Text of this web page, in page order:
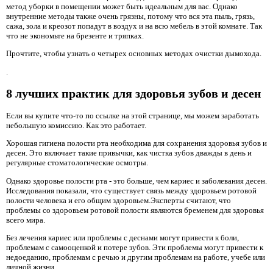
метод уборки в помещении может быть идеальным для вас. Однако
внутренние методы также очень грязны, потому что вся эта пыль, грязь,
сажа, зола и креозот попадут в воздух и на всю мебель в этой комнате. Так
что не экономьте на брезенте и тряпках.
Прочтите, чтобы узнать о четырех основных методах очистки дымохода.
8 лучших практик для здоровья зубов и десен
Если вы купите что-то по ссылке на этой странице, мы можем заработать
небольшую комиссию. Как это работает.
Хорошая гигиена полости рта необходима для сохранения здоровья зубов и
десен. Это включает такие привычки, как чистка зубов дважды в день и
регулярные стоматологические осмотры.
Однако здоровье полости рта - это больше, чем кариес и заболевания десен.
Исследования показали, что существует связь между здоровьем ротовой
полости человека и его общим здоровьем.Эксперты считают, что
проблемы со здоровьем ротовой полости являются бременем для здоровья
всего мира.
Без лечения кариес или проблемы с деснами могут привести к боли,
проблемам с самооценкой и потере зубов. Эти проблемы могут привести к
недоеданию, проблемам с речью и другим проблемам на работе, учебе или
личной жизни.